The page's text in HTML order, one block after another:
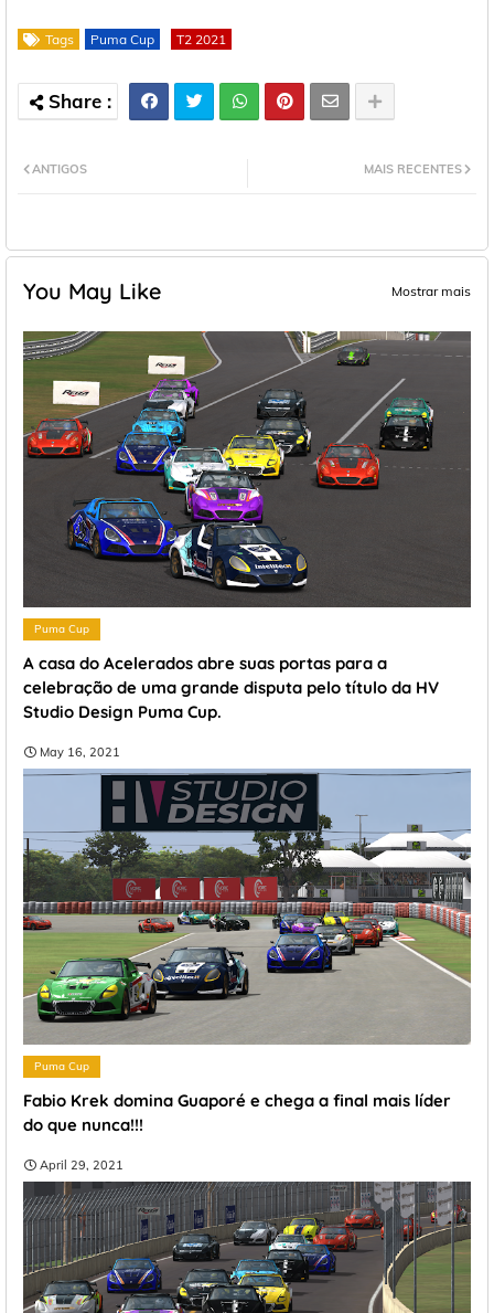
Tags Puma Cup T2 2021
MAIS RECENTES
ANTIGOS
You May Like Mostrar mais
Puma Cup
A casa do Acelerados abre suas portas para a
celebração de uma grande disputa pelo título da HV
Studio Design Puma Cup.
May 16, 2021
Puma Cup
Fabio Krek domina Guaporé e chega a final mais líder
do que nunca!!!
April 29, 2021